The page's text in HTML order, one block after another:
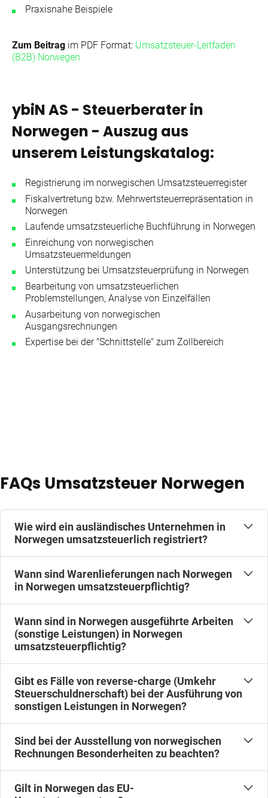
Praxisnahe Beispiele
Zum Beitrag im PDF Format: Umsatzsteuer-Leitfaden
(B2B) Norwegen
ybiN AS - Steuerberater in
Norwegen - Auszug aus
unserem Leistungskatalog:
Registrierung im norwegischen Umsatzsteuerregister
Fiskalvertretung bzw. Mehrwertsteuerrepräsentation in
Norwegen
Laufende umsatzsteuerliche Buchführung in Norwegen
Einreichung von norwegischen
Umsatzsteuermeldungen
Unterstützung bei Umsatzsteuerprüfung in Norwegen
Bearbeitung von umsatzsteuerlichen
Problemstellungen, Analyse von Einzelfällen
Ausarbeitung von norwegischen
Ausgangsrechnungen
Expertise bei der "Schnittstelle" zum Zollbereich
FAQs Umsatzsteuer Norwegen
Wie wird ein ausländisches Unternehmen in
Norwegen umsatzsteuerlich registriert?
Schritt ist das ausländische Unternehmen im
sogenannte "NUF" einzutragen. Im zweiten Schritt
erfolgt der Eintrag in das norwegische
Umsatzsteuerregister.
Wann sind Warenlieferungen nach Norwegen
in Norwegen umsatzsteuerpflichtig?
dazu, dass der Lieferant in Norwegen
umsatzsteuerpflichtige Umsätze ausführt. Zudem
können aber auch weitere Umstände dazu führen,
dass der Umsatz in Norwegen
umsatzsteuerpflichtig wird.
Wann sind in Norwegen ausgeführte Arbeiten
(sonstige Leistungen) in Norwegen
umsatzsteuerpflichtig?
Arbeiten dazu, dass der betreffende Umsatz in
Norwegen umsatzsteuerpflichtig wird. Eine
Ausnahme kann z. B. gegeben sein, falls es sich
um „fernlieferbare Leistungen“ handelt.
Gibt es Fälle von reverse-charge (Umkehr
Steuerschuldnerschaft) bei der Ausführung von
sonstigen Leistungen in Norwegen?
greift in Norwegen eine reverse-charge (also
Voraussetzung hierfür ist u. a., dass eine
Sind bei der Ausstellung von norwegischen
Rechnungen Besonderheiten zu beachten?
Rechnungen sind eine Reihe von Besonderheiten
Gilt in Norwegen das EU-